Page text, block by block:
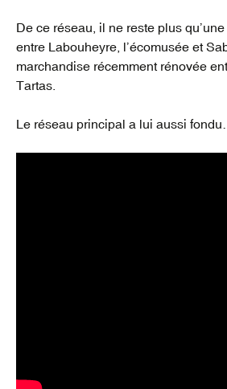
De ce réseau, il ne reste plus
entre Labouheyre, l’écomusée et
marchandise récemment rénovée
Tartas.
Le réseau principal a lui aussi fondu…